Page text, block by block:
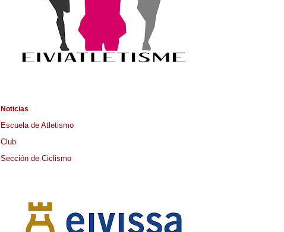
Noticias
Escuela de Atletismo
Club
Sección de Ciclismo